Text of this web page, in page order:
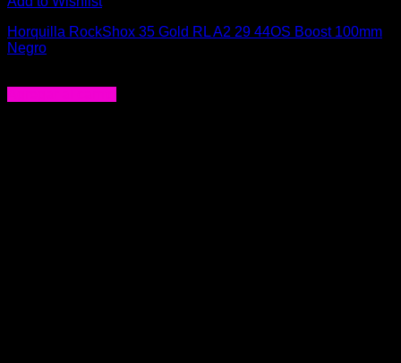
Horquilla RockShox 35 Gold RL A2 29 44OS Boost 100mm
Negro